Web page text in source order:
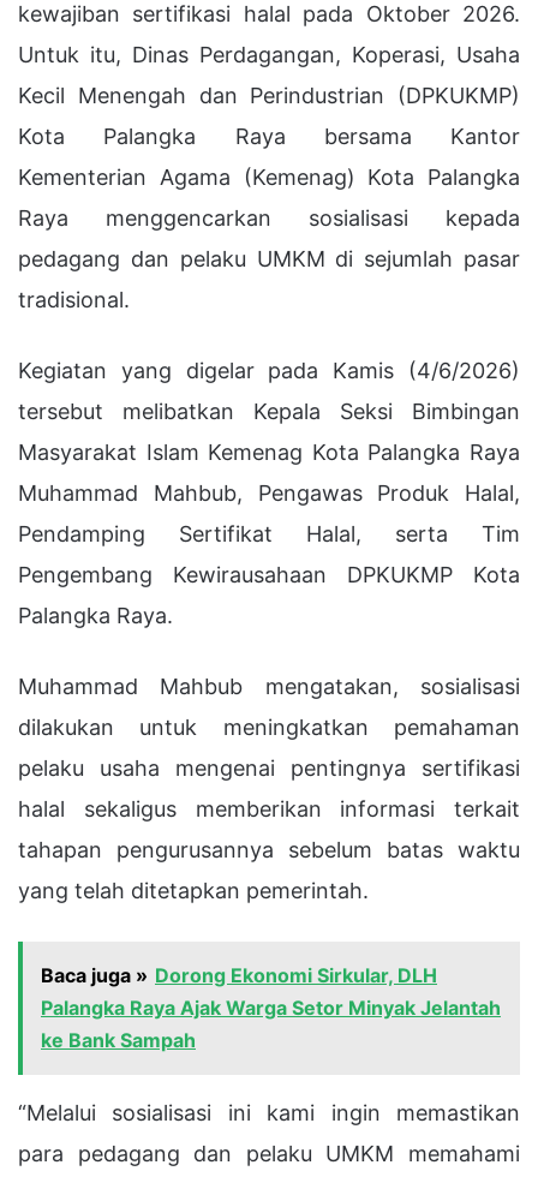
kewajiban sertifikasi halal pada Oktober 2026.
Untuk itu, Dinas Perdagangan, Koperasi, Usaha
Kecil Menengah dan Perindustrian (DPKUKMP)
Kota Palangka Raya bersama Kantor
Kementerian Agama (Kemenag) Kota Palangka
Raya menggencarkan sosialisasi kepada
pedagang dan pelaku UMKM di sejumlah pasar
tradisional.
Kegiatan yang digelar pada Kamis (4/6/2026)
tersebut melibatkan Kepala Seksi Bimbingan
Masyarakat Islam Kemenag Kota Palangka Raya
Muhammad Mahbub, Pengawas Produk Halal,
Pendamping Sertifikat Halal, serta Tim
Pengembang Kewirausahaan DPKUKMP Kota
Palangka Raya.
Muhammad Mahbub mengatakan, sosialisasi
dilakukan untuk meningkatkan pemahaman
pelaku usaha mengenai pentingnya sertifikasi
halal sekaligus memberikan informasi terkait
tahapan pengurusannya sebelum batas waktu
yang telah ditetapkan pemerintah.
Baca juga » Dorong Ekonomi Sirkular, DLH
Palangka Raya Ajak Warga Setor Minyak Jelantah
ke Bank Sampah
“Melalui sosialisasi ini kami ingin memastikan
para pedagang dan pelaku UMKM memahami